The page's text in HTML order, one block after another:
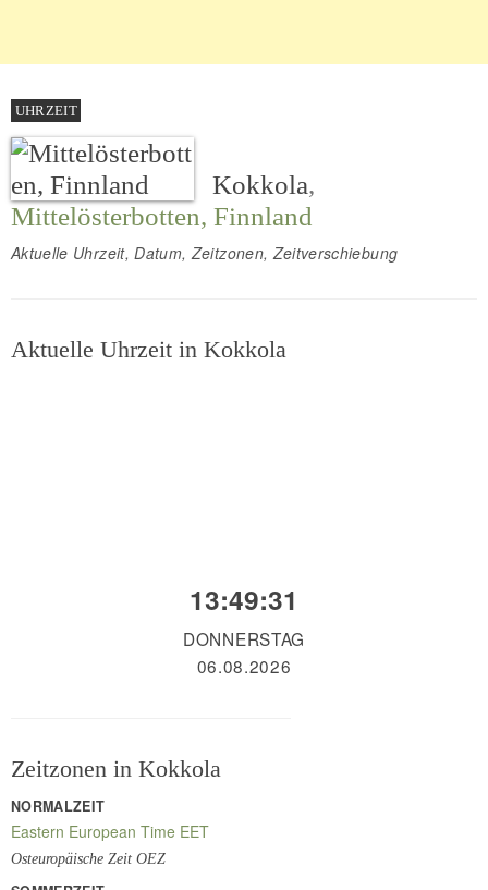
UHRZEIT
Kokkola,
Mittelösterbotten, Finnland
Aktuelle Uhrzeit, Datum, Zeitzonen, Zeitverschiebung
Aktuelle Uhrzeit in Kokkola
13:49:31
DONNERSTAG
06.08.2026
Zeitzonen in Kokkola
NORMALZEIT
Eastern European Time EET
Osteuropäische Zeit OEZ